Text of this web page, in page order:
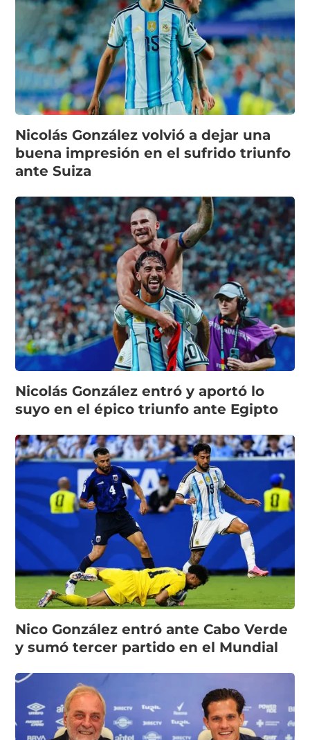
Nicolás González volvió a dejar una
buena impresión en el sufrido triunfo
ante Suiza
Nicolás González entró y aportó lo
suyo en el épico triunfo ante Egipto
Nico González entró ante Cabo Verde
y sumó tercer partido en el Mundial